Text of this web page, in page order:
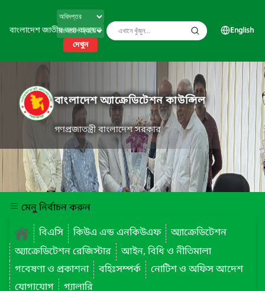
বাংলাদেশ জাতীয় তথ্য বাতায়ন
দেখুন
English
বাংলাদেশ অ্যাক্রেডিটেশন কাউন্সিল
গণপ্রজাতন্ত্রী বাংলাদেশ সরকার
মেনু নির্বাচন করুন
বিএসি
কিউএ এন্ড এনকিউএফ
অ্যাক্রেডিটেশন
অ্যাক্রেডিটেশন রেজিস্টার
আইন, বিধি ও নীতিমালা
গবেষণা ও প্রকাশনা
বহিঃসম্পর্ক
নোটিশ ও অফিস আদেশ
যোগাযোগ
গ্যালারি